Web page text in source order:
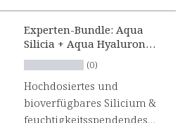
Experten-Bundle: Aqua
Silicia + Aqua Hyaluron
forte
(0)
Hochdosiertes und
bioverfügbares Silicium &
feuchtigkeitsspendendes